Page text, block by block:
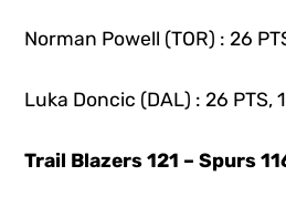
Norman Powell (TOR) : 26
Luka Doncic (DAL) : 26 PTS,
Trail Blazers 121 – Spurs